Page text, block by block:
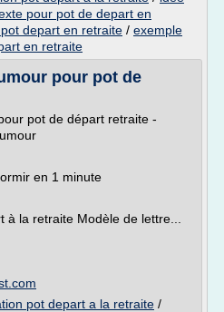
pour pot de depart en
depart en retraite / exemple
en retraite
pour pot de
pot de départ retraite -
en 1 minute
la retraite Modèle de lettre...
pot depart a la retraite /